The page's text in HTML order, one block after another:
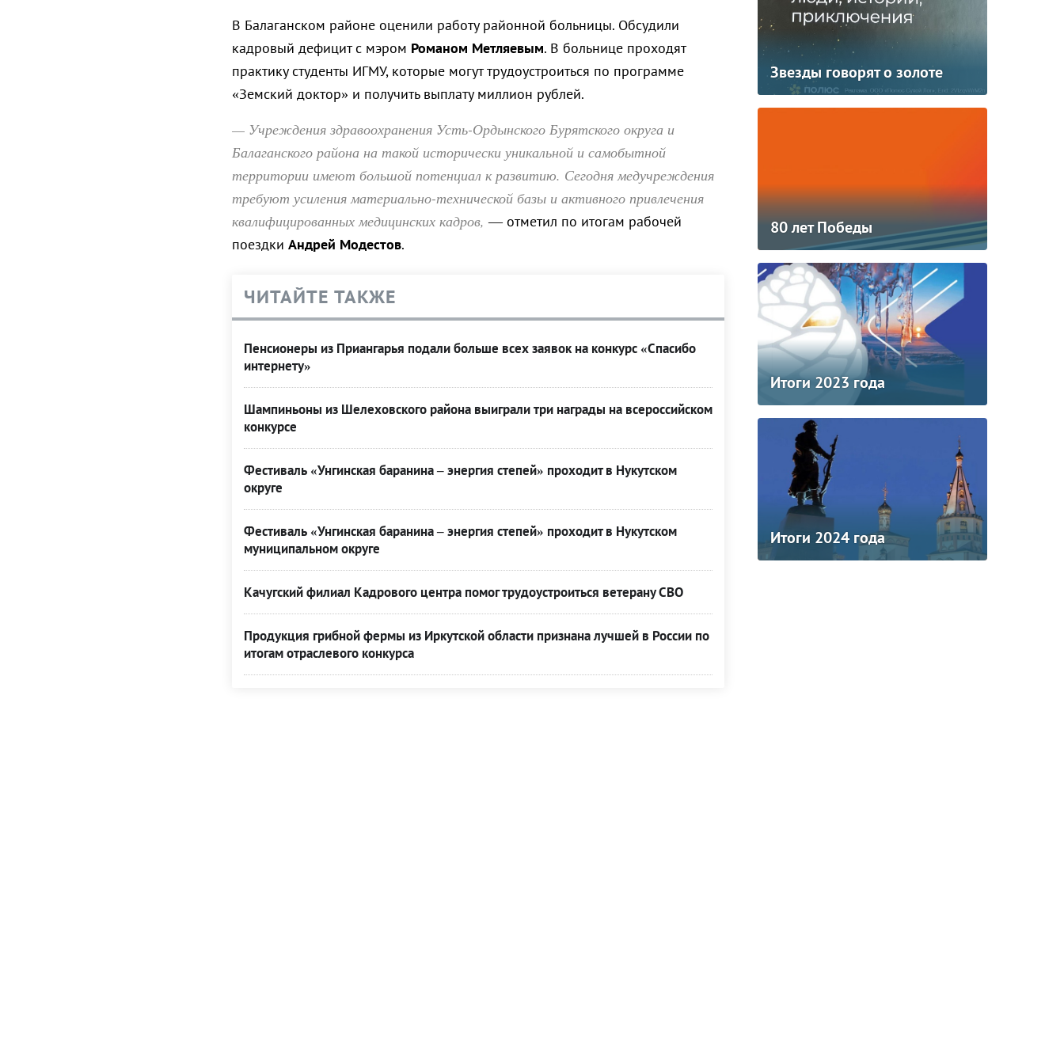
В Балаганском районе оценили работу районной больницы. Обсудили
кадровый дефицит с мэром Романом Метляевым. В больнице проходят
практику студенты ИГМУ, которые могут трудоустроиться по программе
«Земский доктор» и получить выплату миллион рублей.
— Учреждения здравоохранения Усть-Ордынского Бурятского округа и
Балаганского района на такой исторически уникальной и самобытной
территории имеют большой потенциал к развитию. Сегодня медучреждения
требуют усиления материально-технической базы и активного привлечения
квалифицированных медицинских кадров, — отметил по итогам рабочей
поездки Андрей Модестов.
ЧИТАЙТЕ ТАКЖЕ
Пенсионеры из Приангарья подали больше всех заявок на конкурс «Спасибо
интернету»
Шампиньоны из Шелеховского района выиграли три награды на всероссийском
конкурсе
Фестиваль «Унгинская баранина – энергия степей» проходит в Нукутском
округе
Фестиваль «Унгинская баранина – энергия степей» проходит в Нукутском
муниципальном округе
Качугский филиал Кадрового центра помог трудоустроиться ветерану СВО
Продукция грибной фермы из Иркутской области признана лучшей в России по
итогам отраслевого конкурса
Звезды говорят о золоте
80 лет Победы
Итоги 2023 года
Итоги 2024 года